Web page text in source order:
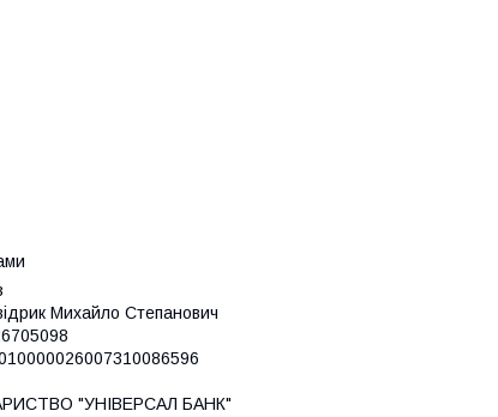
Михайло Степанович
"УНІВЕРСАЛ БАНК"